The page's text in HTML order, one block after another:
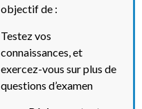
objectif de :
Testez vos
connaissances, et
exercez-vous sur plus de
questions d’examen